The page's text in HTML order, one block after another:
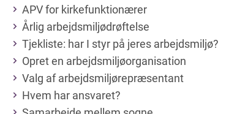
APV for kirkefunktionærer
Årlig arbejdsmiljødrøftelse
Tjekliste: har I styr på jeres arbejdsmiljø?
Opret en arbejdsmiljøorganisation
Valg af arbejdsmiljørepræsentant
Hvem har ansvaret?